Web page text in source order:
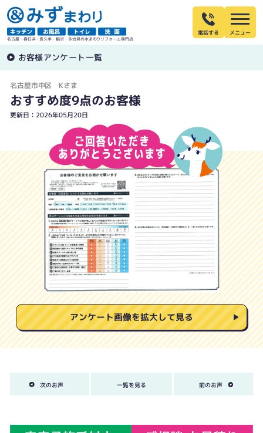
名古屋・春日井・長久手・稲沢・多治見の水まわりリフォーム専門店
電話する
お客様アンケート一覧
名古屋市中区 Kさま
おすすめ度9点のお客様
更新日：2026年05月20日
アンケート画像を拡大して見る
次のお声 一覧を見る 前のお声